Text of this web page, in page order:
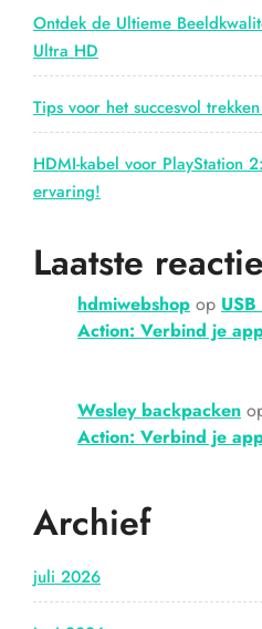
Ontdek de Ultieme
Ultra HD
Tips voor het succesvol
HDMI-kabel voor PlayStation
ervaring!
Laatste
hdmiwebshop op
Action: Verbind je
Wesley backpacken
Action: Verbind je
Archief
juli 2026